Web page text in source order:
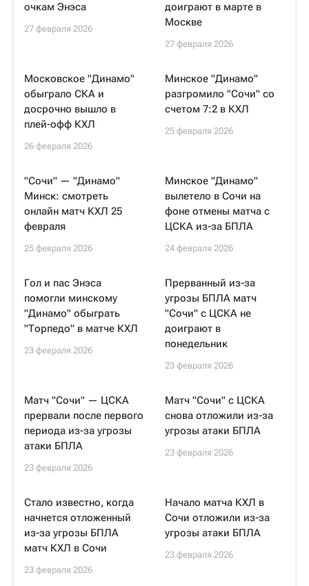
очкам Энэса
27 февраля 2026
доиграют в марте в
Москве
27 февраля 2026
Московское "Динамо"
обыграло СКА и
досрочно вышло в
плей-офф КХЛ
26 февраля 2026
Минское "Динамо"
разгромило "Сочи" со
счетом 7:2 в КХЛ
25 февраля 2026
"Сочи" — "Динамо"
Минск: смотреть
онлайн матч КХЛ 25
февраля
25 февраля 2026
Минское "Динамо"
вылетело в Сочи на
фоне отмены матча с
ЦСКА из-за БПЛА
24 февраля 2026
Гол и пас Энэса
помогли минскому
"Динамо" обыграть
"Торпедо" в матче КХЛ
23 февраля 2026
Прерванный из-за
угрозы БПЛА матч
"Сочи" с ЦСКА не
доиграют в
понедельник
23 февраля 2026
Матч "Сочи" — ЦСКА
прервали после первого
периода из-за угрозы
атаки БПЛА
23 февраля 2026
Матч "Сочи" с ЦСКА
снова отложили из-за
угрозы атаки БПЛА
23 февраля 2026
Стало известно, когда
начнется отложенный
из-за угрозы БПЛА
матч КХЛ в Сочи
23 февраля 2026
Начало матча КХЛ в
Сочи отложили из-за
угрозы атаки БПЛА
23 февраля 2026